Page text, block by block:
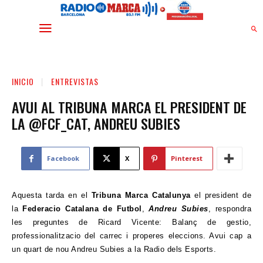
INICIO ENTREVISTAS
AVUI AL TRIBUNA MARCA EL PRESIDENT DE
LA @FCF_CAT, ANDREU SUBIES
Facebook X Pinterest
Aquesta tarda en el Tribuna Marca Catalunyael president de
la Federacio Catalana de Futbol ,Andreu Subies, respondra
les preguntes de Ricard Vicente: Balanç de gestio,
professionalitzacio del carrec i properes eleccions. Avui cap a
un quart de nou Andreu Subies a la Radio dels Esports.